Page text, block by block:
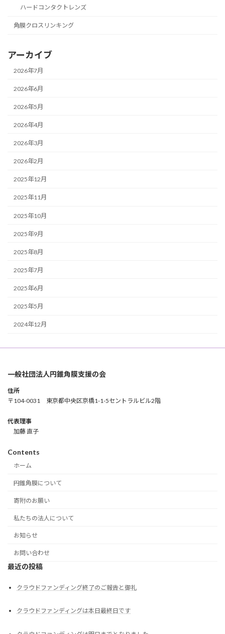
ハードコンタクトレンズ
角膜クロスリンキング
アーカイブ
2026年7月
2026年6月
2026年5月
2026年4月
2026年3月
2026年2月
2025年12月
2025年11月
2025年10月
2025年9月
2025年8月
2025年7月
2025年6月
2025年5月
2024年12月
一般社団法人円錐角膜支援の会
住所
〒104-0031 東京都中央区京橋1-1-5セントラルビル2階
代表理事
加藤 直子
Contents
ホーム
円錐角膜について
寄附のお願い
私たちの法人について
お知らせ
お問い合わせ
最近の投稿
クラウドファンディング終了のご報告と御礼
クラウドファンディングは本日最終日です